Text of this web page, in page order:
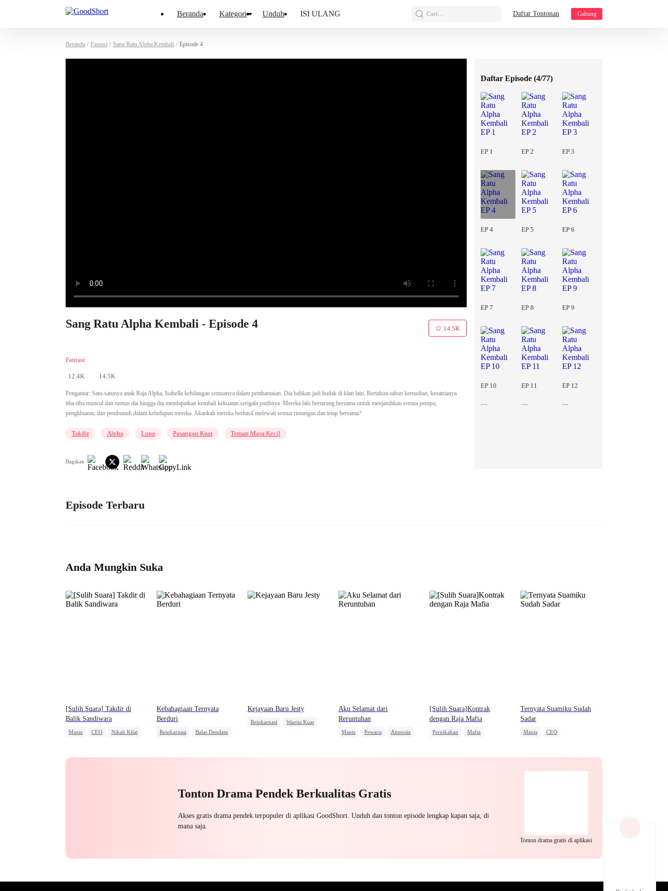
Beranda Kategori Unduh ISI ULANG Cari... Daftar Tontonan Gabung
Beranda / Fantasi / Sang Ratu Alpha Kembali / Episode 4
Sang Ratu Alpha Kembali - Episode 4
Fantasi
12.4K 14.5K
14.5K
Pengantar: Satu-satunya anak Raja Alpha, Isabella kehilangan semuanya dalam pembantaian. Dia bahkan jadi budak di klan lain. Bertahun-tahun kemudian, kesatrianya
tiba-tiba muncul dan tuntun dia hingga dia mendapatkan kembali kekuatan serigala putihnya. Mereka lalu bertarung bersama untuk menjatuhkan semua penipu,
pengkhianat, dan pembunuh dalam kehidupan mereka. Akankah mereka berhasil melewati semua rintangan dan tetap bersama?
Takdir Alpha Luna Pasangan Kuat Teman Masa Kecil
Bagikan
Daftar Episode (4/77)
EP 1 EP 2 EP 3
EP 4 EP 5 EP 6
EP 7 EP 8 EP 9
EP 10 EP 11 EP 12
Episode Terbaru
Anda Mungkin Suka
[Sulih Suara] Takdir di
Balik Sandiwara
Manis CEO
Nikah Kilat
Kebahagiaan Ternyata
Berduri
Reinkarnasi
Balas Dendam
Kejayaan Baru Jesty
Reinkarnasi
Wanita Kuat
Aku Selamat dari
Reruntuhan
Manis Pewaris Amnesia
[Sulih Suara]Kontrak
dengan Raja Mafia
Pernikahan
Mafia
Ternyata Suamiku Sudah
Sadar
Manis
CEO
Tonton Drama Pendek Berkualitas Gratis
Akses gratis drama pendek terpopuler di aplikasi GoodShort. Unduh dan tonton episode lengkap kapan saja, di
mana saja.
Tonton drama gratis di aplikasi